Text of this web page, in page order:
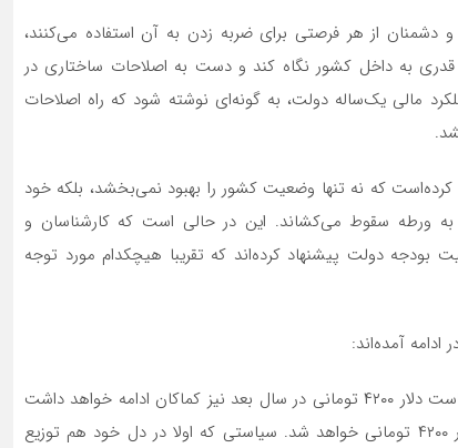
از هر فرصتی برای ضربه زدن به آن استفاده می‌کنند،
قدری به داخل کشور نگاه کند و دست به اصلاحات ساختاری در
مالی یک‌ساله دولت، به گونه‌ای نوشته شود که راه اصلاحات
که نه تنها وضعیت کشور را بهبود نمی‌بخشد، بلکه خود
به ورطه سقوط می‌کشاند. این در حالی است که کارشناسان و
بودجه دولت پیشنهاد کرده‌اند که تقریبا هیچکدام مورد توجه
آمده‌اند:
اول. بر خلاف توصیه اکید عموم کارشناسان اقتصادی، سیاست دلار ۴۲۰۰ تومانی در سال بعد نیز کماکان ادامه خواهد داشت
و ۱۰.5میلیارد دلار از پول فروش نفت صرف واردات با دلار ۴۲۰۰ تومانی خواهد شد. سیاستی که اولا در دل خود هم توزیع